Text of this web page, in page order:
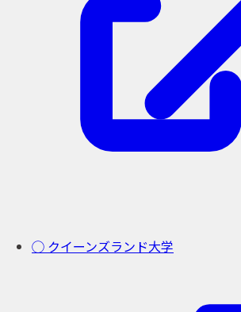
◯ クイーンズランド大学